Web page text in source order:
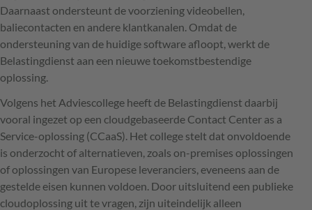
Daarnaast ondersteunt de voorziening videobellen,
baliecontacten en andere klantkanalen. Omdat de
ondersteuning van de huidige software afloopt, werkt de
Belastingdienst aan een nieuwe toekomstbestendige
oplossing.
Volgens het Adviescollege heeft de Belastingdienst daarbij
vooral ingezet op een cloudgebaseerde Contact Center as a
Service-oplossing (CCaaS). Het college stelt dat onvoldoende
is onderzocht of alternatieven, zoals on-premises oplossingen
of oplossingen van Europese leveranciers, eveneens aan de
gestelde eisen kunnen voldoen. Door uitsluitend een publieke
cloudoplossing uit te vragen, zijn uiteindelijk alleen